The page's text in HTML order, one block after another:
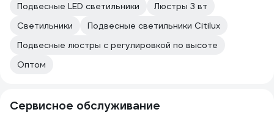
Подвесные LED светильники
Люстры 3 вт
Светильники
Подвесные светильники Citilux
Подвесные люстры с регулировкой по высоте
Оптом
Сервисное обслуживание